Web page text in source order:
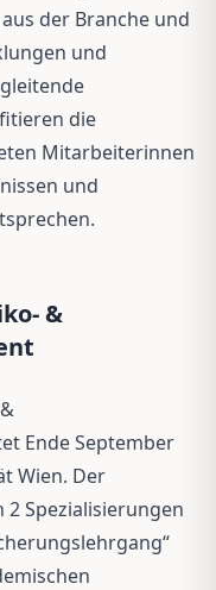
der Branche und
und
die
Mitarbeiterinnen
und
&
Ende September
Wien. Der
Spezialisierungen